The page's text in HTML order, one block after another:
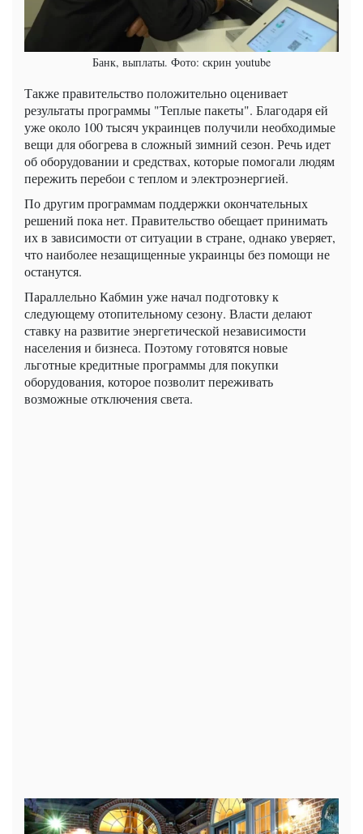
Банк, выплаты. Фото: скрин youtube
Также правительство положительно оценивает
результаты программы "Теплые пакеты". Благодаря ей
уже около 100 тысяч украинцев получили необходимые
вещи для обогрева в сложный зимний сезон. Речь идет
об оборудовании и средствах, которые помогали людям
пережить перебои с теплом и электроэнергией.
По другим программам поддержки окончательных
решений пока нет. Правительство обещает принимать
их в зависимости от ситуации в стране, однако уверяет,
что наиболее незащищенные украинцы без помощи не
останутся.
Параллельно Кабмин уже начал подготовку к
следующему отопительному сезону. Власти делают
ставку на развитие энергетической независимости
населения и бизнеса. Поэтому готовятся новые
льготные кредитные программы для покупки
оборудования, которое позволит переживать
возможные отключения света.